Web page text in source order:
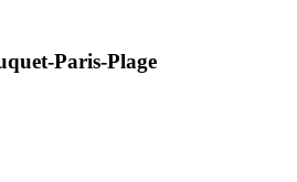
Paris-Plage